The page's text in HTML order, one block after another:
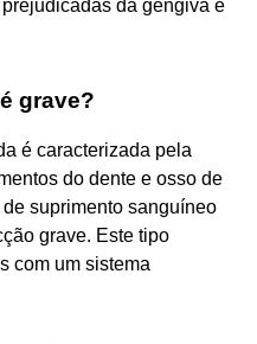
da gengiva e
grave?
é caracterizada pela
do dente e osso de
suprimento sanguíneo
grave. Este tipo
com um sistema